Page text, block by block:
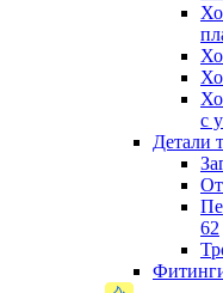
с
Детали
62